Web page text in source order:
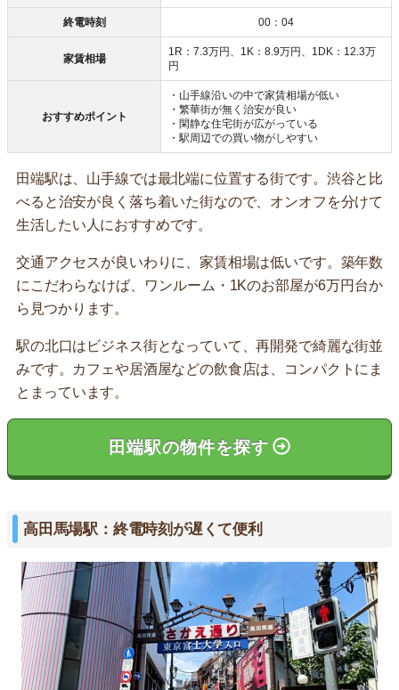
終電時刻 00：04
家賃相場
1R：7.3万円、1K：8.9万円、1DK：12.3万
円
おすすめポイント
・山手線沿いの中で家賃相場が低い
・繁華街が無く治安が良い
・閑静な住宅街が広がっている
・駅周辺での買い物がしやすい
田端駅は、山手線では最北端に位置する街です。渋谷と比
べると治安が良く落ち着いた街なので、オンオフを分けて
生活したい人におすすめです。
交通アクセスが良いわりに、家賃相場は低いです。築年数
にこだわらなけば、ワンルーム・1Kのお部屋が6万円台か
ら見つかります。
駅の北口はビジネス街となっていて、再開発で綺麗な街並
みです。カフェや居酒屋などの飲食店は、コンパクトにま
とまっています。
田端駅の物件を探す
高田馬場駅：終電時刻が遅くて便利